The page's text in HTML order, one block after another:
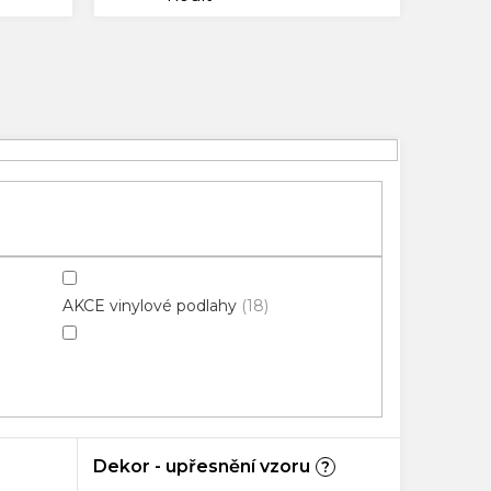
AKCE vinylové podlahy 18
Dekor - upřesnění vzoru ?